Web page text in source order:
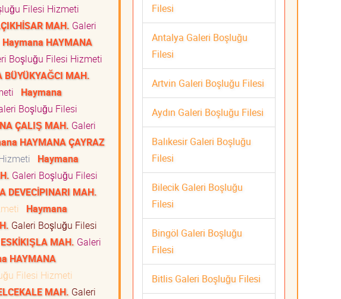
Filesi Hizmeti
MAH. Galeri
Haymana HAYMANA
Boşluğu Filesi Hizmeti
MAH.
Haymana
Boşluğu Filesi
ÇALIŞ MAH. Galeri
HAYMANA ÇAYRAZ
Haymana
Galeri Boşluğu Filesi
DEVECİPINARI MAH.
Haymana
Galeri Boşluğu Filesi
MAH. Galeri
HAYMANA
Filesi Hizmeti
MAH. Galeri
Filesi
Antalya Galeri Boşluğu
Filesi
Artvin Galeri Boşluğu Filesi
Aydın Galeri Boşluğu Filesi
Balıkesir Galeri Boşluğu
Filesi
Bilecik Galeri Boşluğu
Filesi
Bingöl Galeri Boşluğu
Filesi
Bitlis Galeri Boşluğu Filesi